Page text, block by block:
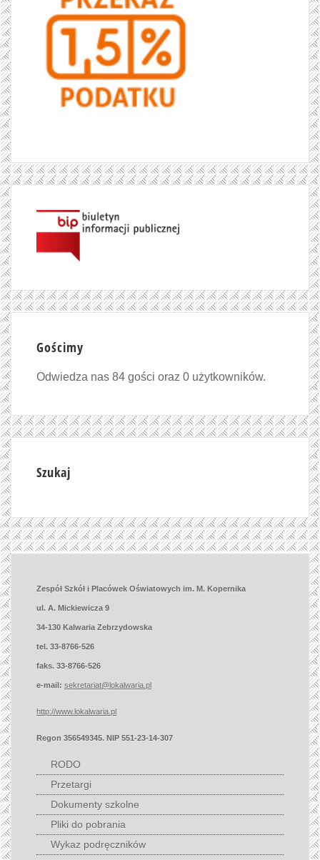
Gościmy
Odwiedza nas 84 gości oraz 0 użytkowników.
Szukaj
Zespół Szkół i Placówek Oświatowych im. M. Kopernika
ul. A. Mickiewicza 9
34-130 Kalwaria Zebrzydowska
tel. 33-8766-526
faks. 33-8766-526
e-mail: sekretariat@lokalwaria.pl
http://www.lokalwaria.pl
Regon 356549345. NIP 551-23-14-307
RODO
Przetargi
Dokumenty szkolne
Pliki do pobrania
Wykaz podręczników